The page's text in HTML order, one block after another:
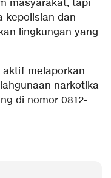
masyarakat, tapi
kepolisian dan
lingkungan yang
melaporkan
narkotika
di nomor 0812-